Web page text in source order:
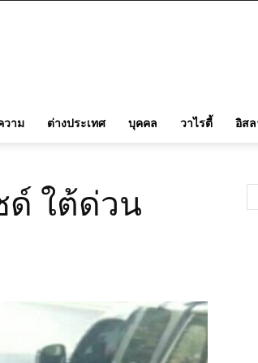
วาม ต่างประเทศ บุคคล วาไรตี้ อิส
ด์ ใต้ด่วน